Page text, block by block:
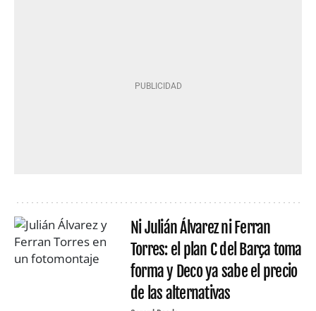
Ni Julián Álvarez ni Ferran
Torres: el plan C del Barça toma
forma y Deco ya sabe el precio
de las alternativas